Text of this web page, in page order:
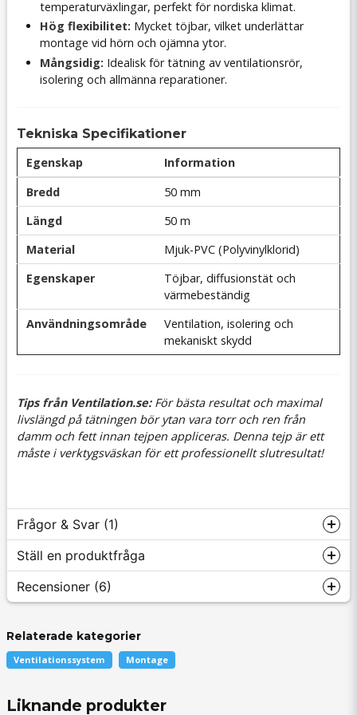
temperaturväxlingar, perfekt för nordiska klimat.
Hög flexibilitet: Mycket töjbar, vilket underlättar
montage vid hörn och ojämna ytor.
Mångsidig: Idealisk för tätning av ventilationsrör,
isolering och allmänna reparationer.
Tekniska Specifikationer
Egenskap
Information
Bredd
50 mm
Längd
50 m
Material
Mjuk-PVC (Polyvinylklorid)
Egenskaper
Töjbar, diffusionstät och
värmebeständig
Användningsområde
Ventilation, isolering och
mekaniskt skydd
Tips från Ventilation.se:För bästa resultat och maximal
livslängd på tätningen bör ytan vara torr och ren från
damm och fett innan tejpen appliceras. Denna tejp är ett
måste i verktygsväskan för ett professionellt slutresultat!
Frågor & Svar (1)
Fredrik frågade
Butiken svarade
Hej
Ja man kan men det är absolut inte optimalt då tejpen
Ställ en produktfråga
question
Fråga oss något om denna produkten...
Recensioner (6)
Anonym
En mycket bra produkt.
Relaterade kategorier
Ventilationssystem Montage
Liknande produkter